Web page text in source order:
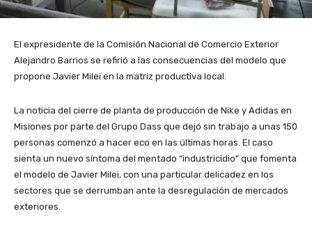
El expresidente de la Comisión Nacional de Comercio Exterior
Alejandro Barrios se refirió a las consecuencias del modelo que
propone Javier Milei en la matriz productiva local.
La noticia del cierre de planta de producción de Nike y Adidas en
Misiones por parte del Grupo Dass que dejó sin trabajo a unas 150
personas comenzó a hacer eco en las últimas horas. El caso
sienta un nuevo síntoma del mentado “industricidio” que fomenta
el modelo de Javier Milei, con una particular delicadez en los
sectores que se derrumban ante la desregulación de mercados
exteriores.